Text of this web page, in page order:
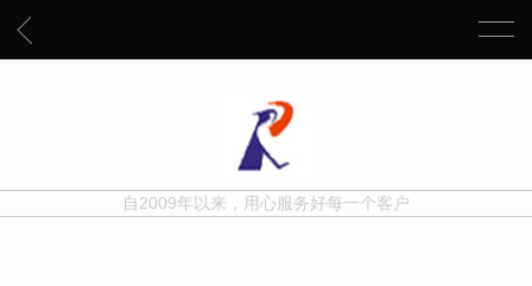
自2009年以来，用心服务好每一个客户